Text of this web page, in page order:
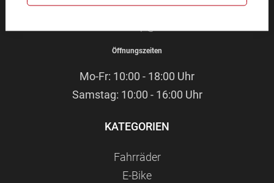
Service-Hotline:09401 - 91 38 70
Öffnungszeiten
Mo-Fr: 10:00 - 18:00 Uhr
Samstag: 10:00 - 16:00 Uhr
KATEGORIEN
Fahrräder
E-Bike